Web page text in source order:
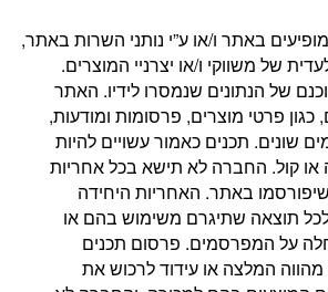
באתר ו/או ע”י נותני השרות באתר,
של משווקי ו/או יצרניי המוצרים.
של הנתונים שנמסרו לידיו. האתר
כגון פרטי מוצרים, פרסומות ומודעות,
שונים. תכנים כאמור עשויים להיות
קול. החברה לא תישא בכל אחריות
באתר. האחריות היחידה
תוצאה שתיגרם משימוש בהם או
על המפרסמים. פרסום תכנים
המלצה או עידוד לרכוש את